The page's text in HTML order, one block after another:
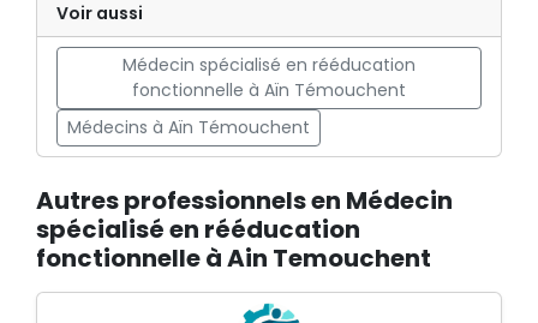
Voir aussi
Médecin spécialisé en rééducation
fonctionnelle à Aïn Témouchent
Médecins à Aïn Témouchent
Autres professionnels en Médecin
spécialisé en rééducation
fonctionnelle à Ain Temouchent